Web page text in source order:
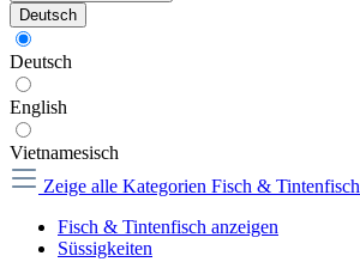
Deutsch
Deutsch
English
Vietnamesisch
Zeige alle Kategorien Fisch & Tintenfisch
Fisch & Tintenfisch anzeigen
Süssigkeiten